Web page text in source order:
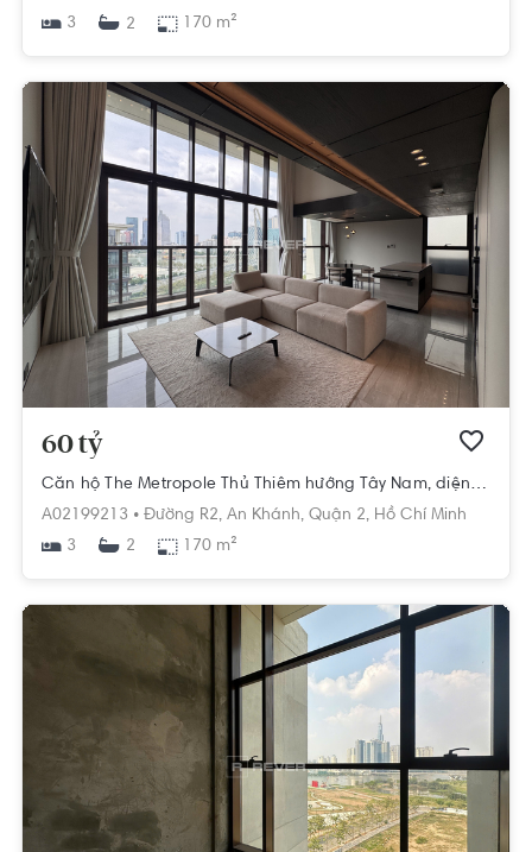
3
2 170 m²
60 tỷ
Căn hộ The Metropole Thủ Thiêm hướng Tây Nam, diện tích 170m²
A02199213 • Đường R2, An Khánh, Quận 2, Hồ Chí Minh
3
2 170 m²